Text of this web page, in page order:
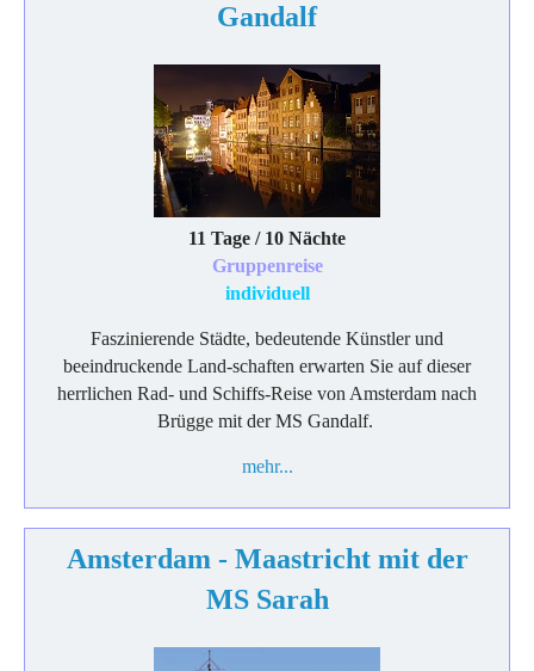
Gandalf
11 Tage / 10 Nächte
Gruppenreise
individuell
Faszinierende Städte, bedeutende Künstler und
beeindruckende Land-schaften erwarten Sie auf dieser
herrlichen Rad- und Schiffs-Reise von Amsterdam nach
Brügge mit der MS Gandalf.
mehr...
Amsterdam - Maastricht mit der
MS Sarah